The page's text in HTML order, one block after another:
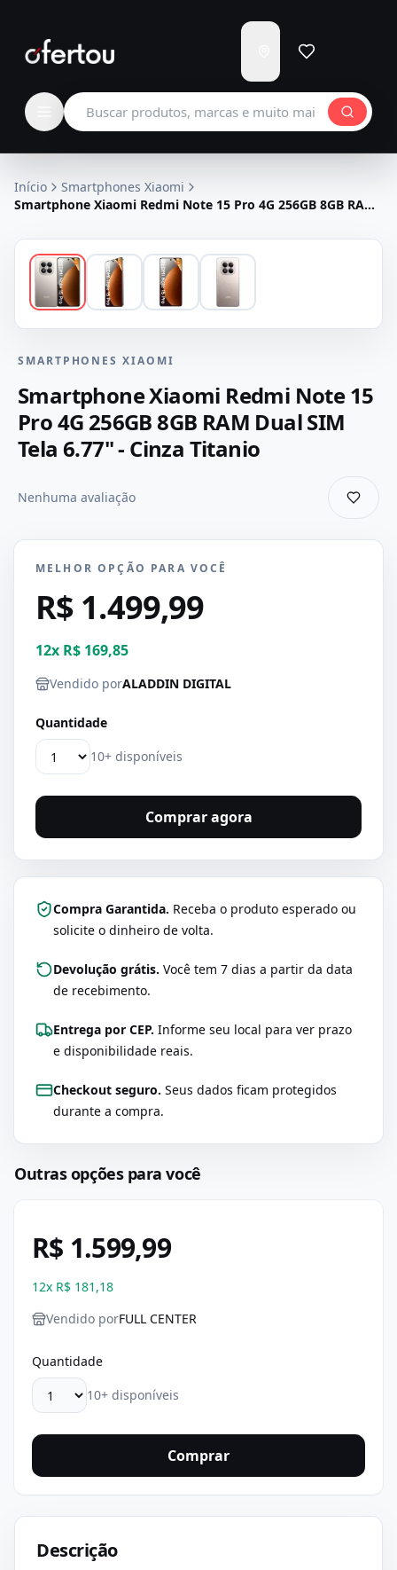
para
Carregando...
Buscar produtos
Início
Smartphones Xiaomi
Smartphone Xiaomi Redmi Note 15 Pro 4G 256GB 8GB RAM
SMARTPHONES XIAOMI
Smartphone Xiaomi Redmi Note 15
Pro 4G 256GB 8GB RAM Dual SIM
Tela 6.77" - Cinza Titanio
Nenhuma avaliação
MELHOR OPÇÃO PARA VOCÊ
R$ 1.499,99
12x R$ 169,85
Vendido porALADDIN DIGITAL
Quantidade
10+ disponíveis
Comprar agora
Compra Garantida. Receba o produto esperado ou
solicite o dinheiro de volta.
Devolução grátis. Você tem 7 dias a partir da data
de recebimento.
Entrega por CEP. Informe seu local para ver prazo
e disponibilidade reais.
Checkout seguro. Seus dados ficam protegidos
durante a compra.
Outras opções para você
R$ 1.599,99
12x R$ 181,18
Vendido porFULL CENTER
Quantidade
10+ disponíveis
Comprar
Descrição